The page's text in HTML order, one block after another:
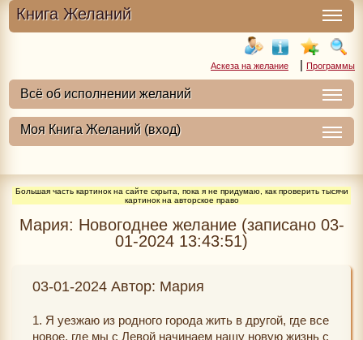
Книга Желаний
Аскеза на желание | Программы
Большая часть картинок на сайте скрыта, пока я не придумаю, как проверить тысячи
картинок на авторское право
Мария: Новогоднее желание (записано 03-
01-2024 13:43:51)
03-01-2024 Автор: Мария
1. Я уезжаю из родного города жить в другой, где все
новое, где мы с Левой начинаем нашу новую жизнь с